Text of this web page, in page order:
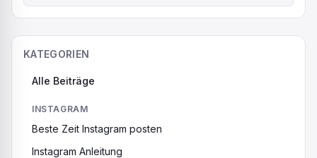
KATEGORIEN
Alle Beiträge
INSTAGRAM
Beste Zeit Instagram posten
Instagram Anleitung